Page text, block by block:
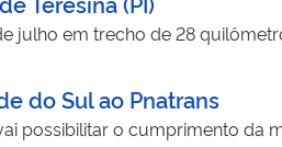
julho em trecho de 28
do Sul ao Pnatrans
possibilitar o cumprimento da